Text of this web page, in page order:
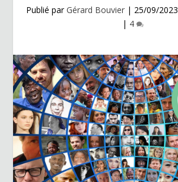
Publié parGérard Bouvier| 25/09/2023
| 4